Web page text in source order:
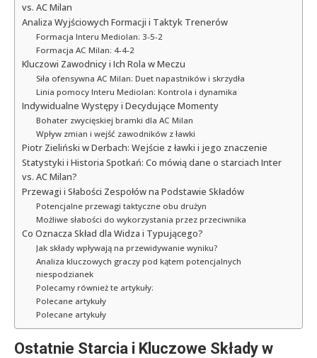
vs. AC Milan
Analiza Wyjściowych Formacji i Taktyk Trenerów
Formacja Interu Mediolan: 3-5-2
Formacja AC Milan: 4-4-2
Kluczowi Zawodnicy i Ich Rola w Meczu
Siła ofensywna AC Milan: Duet napastników i skrzydła
Linia pomocy Interu Mediolan: Kontrola i dynamika
Indywidualne Występy i Decydujące Momenty
Bohater zwycięskiej bramki dla AC Milan
Wpływ zmian i wejść zawodników z ławki
Piotr Zieliński w Derbach: Wejście z ławki i jego znaczenie
Statystyki i Historia Spotkań: Co mówią dane o starciach Inter
vs. AC Milan?
Przewagi i Słabości Zespołów na Podstawie Składów
Potencjalne przewagi taktyczne obu drużyn
Możliwe słabości do wykorzystania przez przeciwnika
Co Oznacza Skład dla Widza i Typującego?
Jak składy wpływają na przewidywanie wyniku?
Analiza kluczowych graczy pod kątem potencjalnych
niespodzianek
Polecamy również te artykuły:
Polecane artykuły
Polecane artykuły
Ostatnie Starcia i Kluczowe Składy w